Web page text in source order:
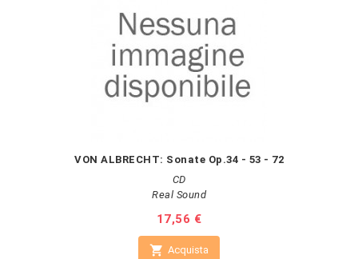
VON ALBRECHT: Sonate Op.34 - 53 - 72
CD
Real Sound
Prezzo
17,56 €
 Acquista